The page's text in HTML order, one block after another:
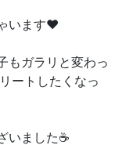
います❤️
もガラリと変わっ
ートしたくなっ
いました☕️